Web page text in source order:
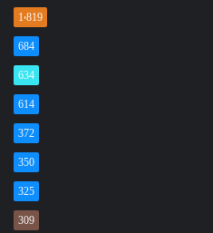
1٬819
684
634
614
372
350
325
309